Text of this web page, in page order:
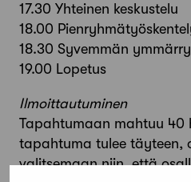
17.30 Yhteinen keskustelu
18.00
18.30 Syvemmän
19.00 Lopetus
Ilmoittautuminen
Tapahtumaan mahtuu 40
tapahtuma tulee täyteen,
valitsemaan niin, että